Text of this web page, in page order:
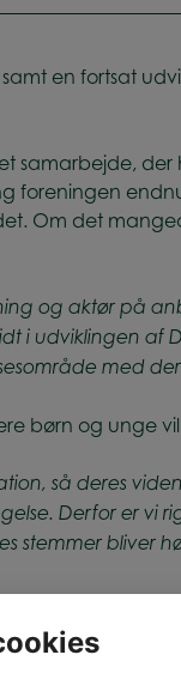
en fortsat
samarbejde,
foreningen
Om det
og aktør på
udviklingen af
med
børn og unge
så deres
Derfor er vi
stemmer bliver
bl.a. kan: